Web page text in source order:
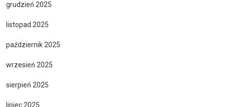
grudzień 2025
listopad 2025
październik 2025
wrzesień 2025
sierpień 2025
lipiec 2025